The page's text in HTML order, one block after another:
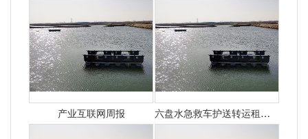
产业互联网周报 六盘水急救车护送转运租赁收费价目表-正规救护车出租最新排名一览